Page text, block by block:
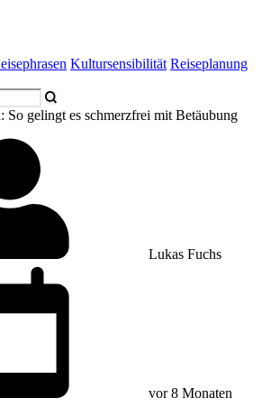
Kultursensibilität Reiseplanung
So gelingt es schmerzfrei mit Betäubung
Lukas Fuchs
vor 8 Monaten